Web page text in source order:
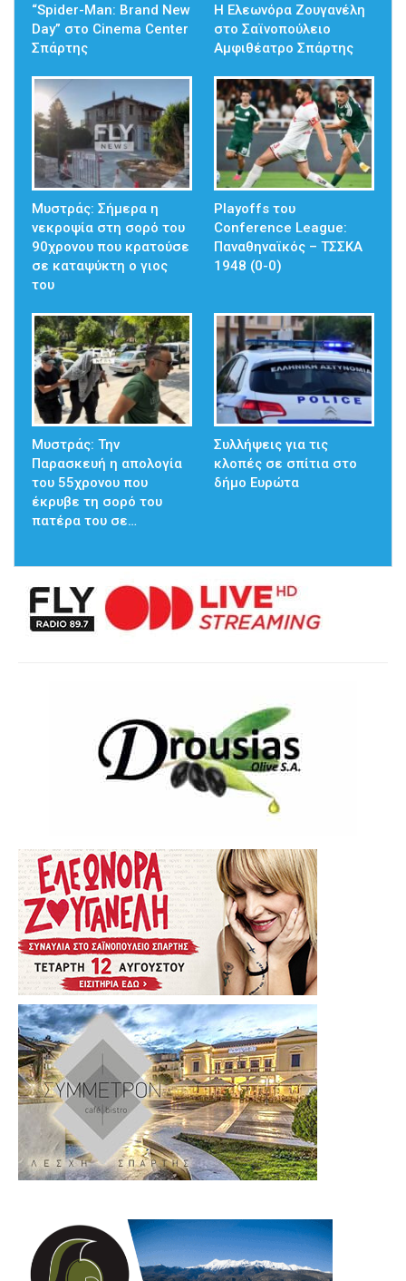
“Spider-Man: Brand New
Day” στο Cinema Center
Σπάρτης
Η Ελεωνόρα Ζουγανέλη
στο Σαϊνοπούλειο
Αμφιθέατρο Σπάρτης
Mυστράς: Σήμερα η
νεκροψία στη σορό του
90χρονου που κρατούσε
σε καταψύκτη ο γιος
του
Playoffs του
Conference League:
Παναθηναϊκός – ΤΣΣΚΑ
1948 (0-0)
Μυστράς: Την
Παρασκευή η απολογία
του 55χρονου που
έκρυβε τη σορό του
πατέρα του σε…
Συλλήψεις για τις
κλοπές σε σπίτια στο
δήμο Ευρώτα